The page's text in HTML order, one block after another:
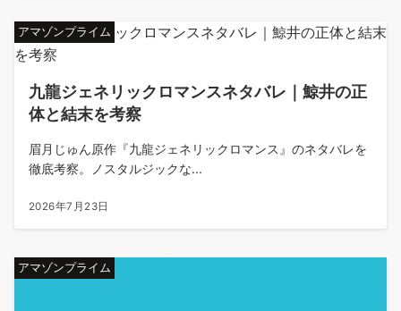
アマゾンプライム
九龍ジェネリックロマンスネタバレ｜鯨井の正
体と結末を考察
眉月じゅん原作『九龍ジェネリックロマンス』のネタバレを
徹底考察。ノスタルジックな...
2026年7月23日
アマゾンプライム